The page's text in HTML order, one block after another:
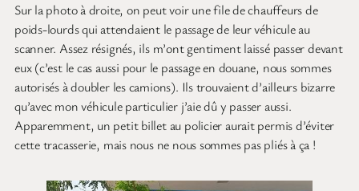
Sur la photo à droite, on peut voir une file de chauffeurs de
poids-lourds qui attendaient le passage de leur véhicule au
scanner. Assez résignés, ils m’ont gentiment laissé passer devant
eux (c’est le cas aussi pour le passage en douane, nous sommes
autorisés à doubler les camions). Ils trouvaient d’ailleurs bizarre
qu’avec mon véhicule particulier j’aie dû y passer aussi.
Apparemment, un petit billet au policier aurait permis d’éviter
cette tracasserie, mais nous ne nous sommes pas pliés à ça !